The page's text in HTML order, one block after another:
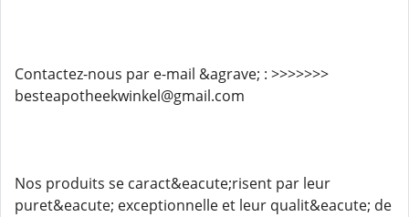
Contactez-nous par e-mail &agrave; : >>>>>>>
besteapotheekwinkel@gmail.com
Nos produits se caract&eacute;risent par leur
puret&eacute; exceptionnelle et leur qualit&eacute; de